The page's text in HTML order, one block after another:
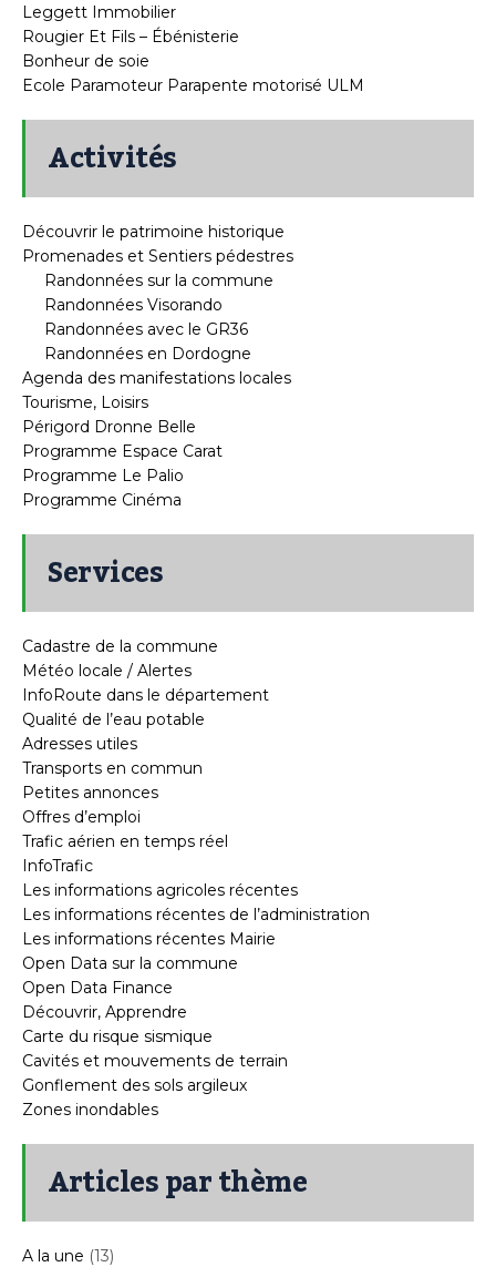
Leggett Immobilier
Rougier Et Fils – Ébénisterie
Bonheur de soie
Ecole Paramoteur Parapente motorisé ULM
Activités
Découvrir le patrimoine historique
Promenades et Sentiers pédestres
Randonnées sur la commune
Randonnées Visorando
Randonnées avec le GR36
Randonnées en Dordogne
Agenda des manifestations locales
Tourisme, Loisirs
Périgord Dronne Belle
Programme Espace Carat
Programme Le Palio
Programme Cinéma
Services
Cadastre de la commune
Météo locale / Alertes
InfoRoute dans le département
Qualité de l’eau potable
Adresses utiles
Transports en commun
Petites annonces
Offres d’emploi
Trafic aérien en temps réel
InfoTrafic
Les informations agricoles récentes
Les informations récentes de l’administration
Les informations récentes Mairie
Open Data sur la commune
Open Data Finance
Découvrir, Apprendre
Carte du risque sismique
Cavités et mouvements de terrain
Gonflement des sols argileux
Zones inondables
Articles par thème
A la une (13)